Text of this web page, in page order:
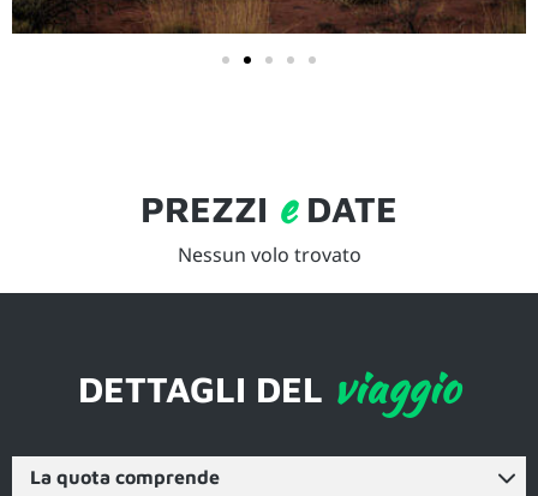
PREZZI eDATE
Nessun volo trovato
DETTAGLI DEL viaggio
La quota comprende